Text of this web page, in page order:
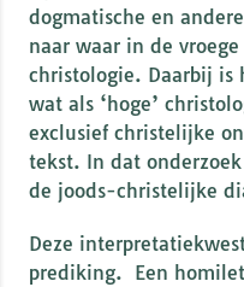
dogmatische en
naar waar in de
christologie. Daarbij
wat als ‘hoge’
exclusief christelijke
tekst. In dat
de joods-christelijke
Deze
prediking. Een